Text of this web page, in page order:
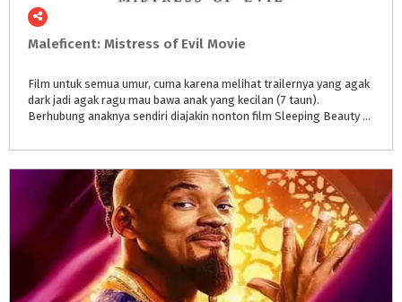
Maleficent: Mistress of Evil Movie
Film untuk semua umur, cuma karena melihat trailernya yang agak
dark jadi agak ragu mau bawa anak yang kecilan (7 taun).
Berhubung anaknya sendiri diajakin nonton film Sleeping Beauty kartunnya pun ga brani